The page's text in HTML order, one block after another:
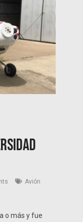
Avión
o más y fue